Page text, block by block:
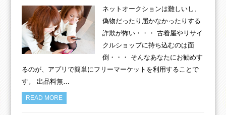
ネットオークションは難しいし、
偽物だったり届かなかったりする
詐欺が怖い・・・ 古着屋やリサイ
クルショップに持ち込むのは面
倒・・・ そんなあなたにお勧めす
るのが、アプリで簡単にフリーマーケットを利用することで
す。 出品料無…
READ MORE